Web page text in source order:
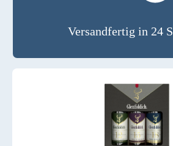
Versandfertig in 24